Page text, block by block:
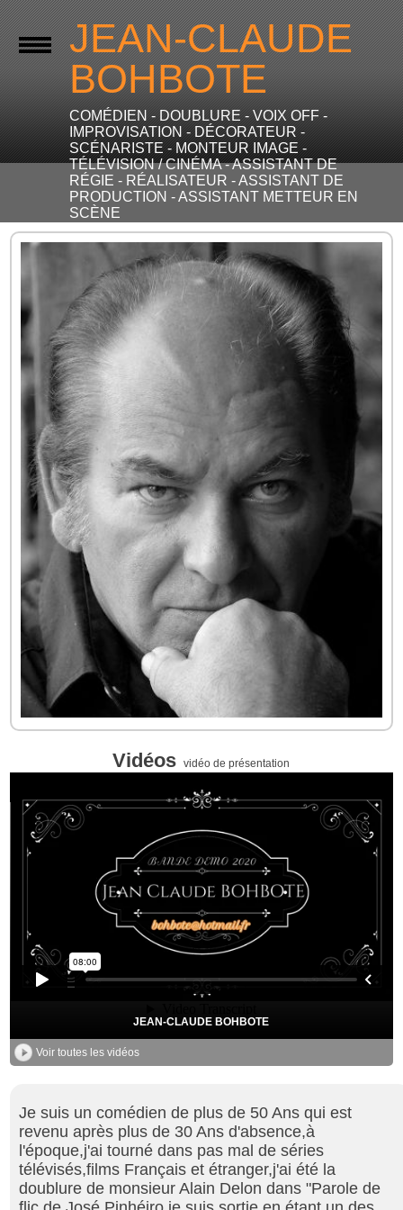
JEAN-CLAUDE
BOHBOTE
COMÉDIEN - DOUBLURE - VOIX OFF -
IMPROVISATION - DÉCORATEUR -
SCÉNARISTE - MONTEUR IMAGE -
TÉLÉVISION / CINÉMA - ASSISTANT DE
RÉGIE - RÉALISATEUR - ASSISTANT DE
PRODUCTION - ASSISTANT METTEUR EN
SCÈNE
Vidéos vidéo de présentation
JEAN-CLAUDE BOHBOTE
Voir toutes les vidéos
Je suis un comédien de plus de 50 Ans qui est
revenu après plus de 30 Ans d'absence,à
l'époque,j'ai tourné dans pas mal de séries
télévisés,films Français et étranger,j'ai été la
doublure de monsieur Alain Delon dans "Parole de